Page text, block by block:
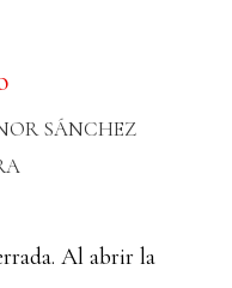
SÁNCHEZ
Al abrir la